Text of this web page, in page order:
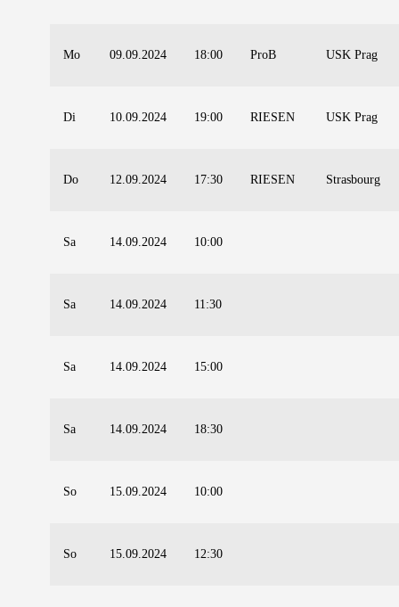
Mo 09.09.2024 18:00 ProB USK Prag
Di 10.09.2024 19:00 RIESEN USK Prag
Do 12.09.2024 17:30 RIESEN Strasbourg
Sa 14.09.2024 10:00
Sa 14.09.2024 11:30
Sa 14.09.2024 15:00
Sa 14.09.2024 18:30
So 15.09.2024 10:00
So 15.09.2024 12:30